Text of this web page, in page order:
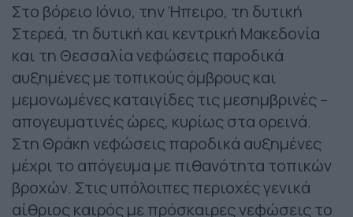
Στο βόρειο Ιόνιο, την Ήπειρο, τη δυτική
Στερεά, τη δυτική και κεντρική Μακεδονία
και τη Θεσσαλία νεφώσεις παροδικά
αυξημένες με τοπικούς όμβρους και
μεμονωμένες καταιγίδες τις μεσημβρινές –
απογευματινές ώρες, κυρίως στα ορεινά.
Στη Θράκη νεφώσεις παροδικά αυξημένες
μέχρι το απόγευμα με πιθανότητα τοπικών
βροχών. Στις υπόλοιπες περιοχές γενικά
αίθριος καιρός με πρόσκαιρες νεφώσεις το